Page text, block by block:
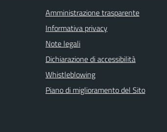
Amministrazione trasparente
Informativa privacy
Note legali
Dichiarazione di accessibilità
Whistleblowing
Piano di miglioramento del Sito